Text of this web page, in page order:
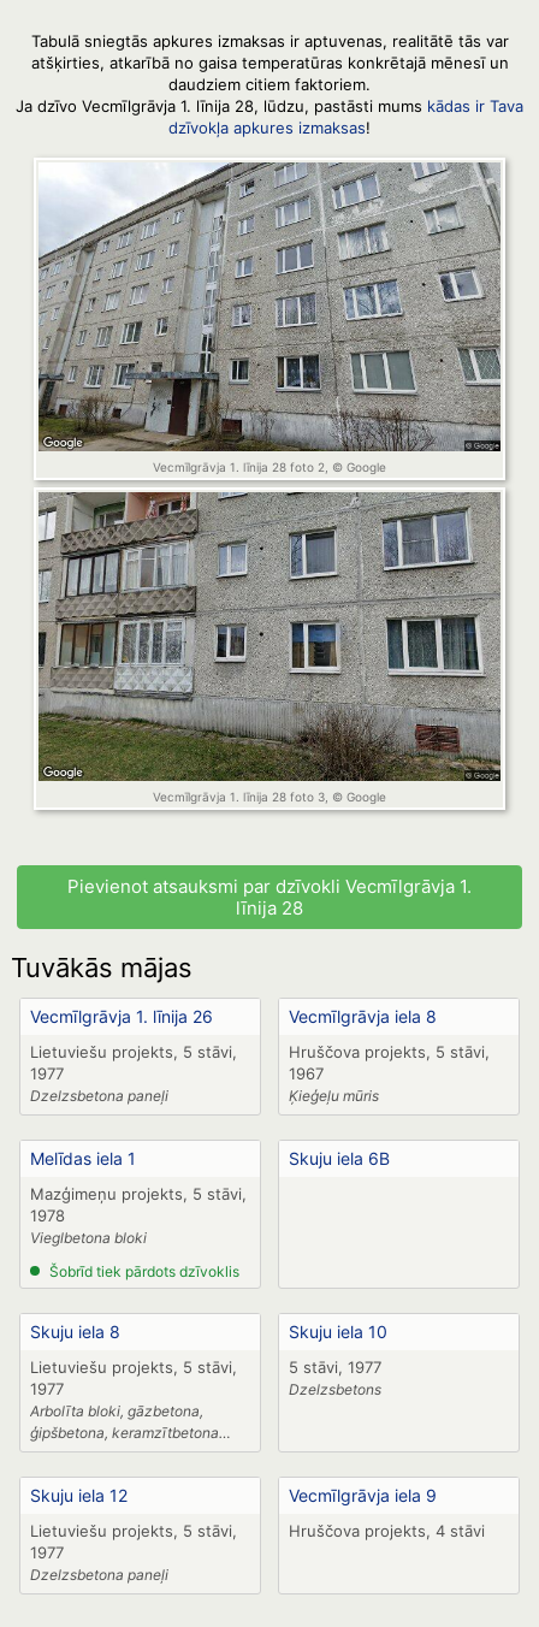
Tabulā sniegtās apkures izmaksas ir aptuvenas, realitātē tās var
atšķirties, atkarībā no gaisa temperatūras konkrētajā mēnesī un
daudziem citiem faktoriem.
Ja dzīvo Vecmīlgrāvja 1. līnija 28, lūdzu, pastāsti mums kādas ir Tava
dzīvokļa apkures izmaksas!
Vecmīlgrāvja 1. līnija 28 foto 2, © Google
Vecmīlgrāvja 1. līnija 28 foto 3, © Google
Pievienot atsauksmi par dzīvokli Vecmīlgrāvja 1.
līnija 28
Tuvākās mājas
Vecmīlgrāvja 1. līnija 26
Lietuviešu projekts, 5 stāvi,
1977
Dzelzsbetona paneļi
Vecmīlgrāvja iela 8
Hruščova projekts, 5 stāvi,
1967
Ķieģeļu mūris
Melīdas iela 1
Mazģimeņu projekts, 5 stāvi,
1978
Vieglbetona bloki
Šobrīd tiek pārdots dzīvoklis
Skuju iela 6B
Skuju iela 8
Lietuviešu projekts, 5 stāvi,
1977
Arbolīta bloki, gāzbetona,
ģipšbetona, keramzītbetona
paneļi,
Skuju iela 10
5 stāvi, 1977
Dzelzsbetons
Skuju iela 12
Lietuviešu projekts, 5 stāvi,
1977
Dzelzsbetona paneļi
Vecmīlgrāvja iela 9
Hruščova projekts, 4 stāvi